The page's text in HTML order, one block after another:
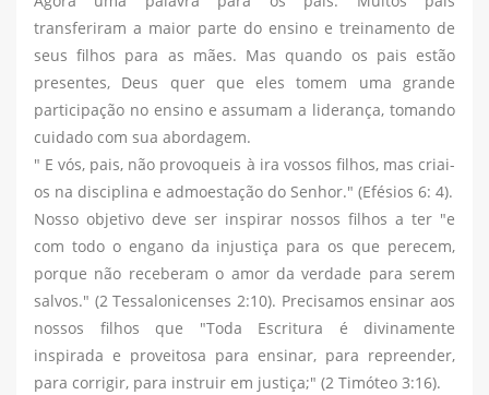
transferiram a maior parte do ensino e treinamento de
seus filhos para as mães. Mas quando os pais estão
presentes, Deus quer que eles tomem uma grande
participação no ensino e assumam a liderança, tomando
cuidado com sua abordagem.
" E vós, pais, não provoqueis à ira vossos filhos, mas criai-
os na disciplina e admoestação do Senhor." (Efésios 6: 4).
Nosso objetivo deve ser inspirar nossos filhos a ter "e
com todo o engano da injustiça para os que perecem,
porque não receberam o amor da verdade para serem
salvos." (2 Tessalonicenses 2:10). Precisamos ensinar aos
nossos filhos que "Toda Escritura é divinamente
inspirada e proveitosa para ensinar, para repreender,
para corrigir, para instruir em justiça;" (2 Timóteo 3:16).